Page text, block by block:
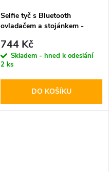
Selfie tyč s Bluetooth
ovladačem a stojánkem -
Stick Tripod White
744 Kč
Skladem - hned k odeslání
2 ks
DO KOŠÍKU